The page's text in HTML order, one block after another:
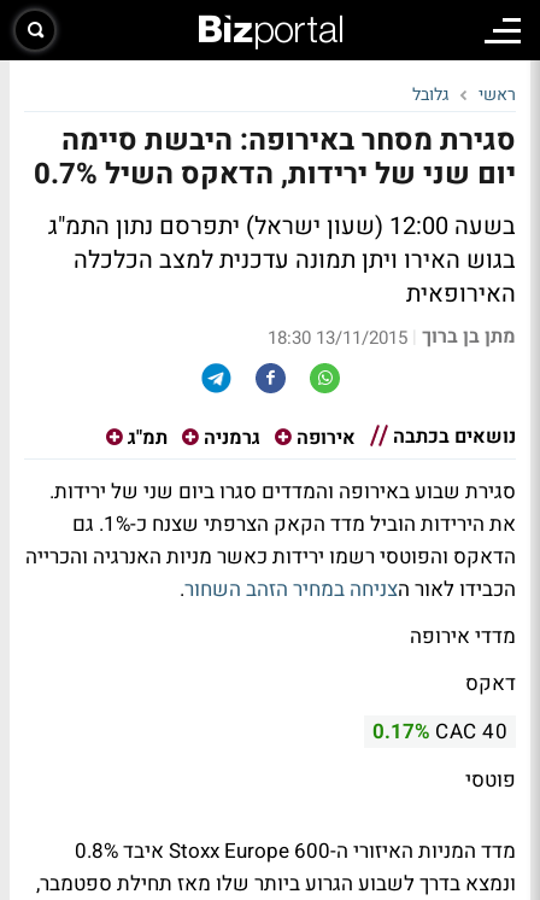
ראשי גלובל
סגירת מסחר באירופה: היבשת סיימה
יום שני של ירידות, הדאקס השיל 0.7%
בשעה 12:00 (שעון ישראל) יתפרסם נתון התמ"ג
בגוש האירו ויתן תמונה עדכנית למצב הכלכלה
האירופאית
מתן בן ברוך |
13/11/2015 18:30
נושאים בכתבה אירופה גרמניה תמ"ג
סגירת שבוע באירופה והמדדים סגרו ביום שני של ירידות.
את הירידות הוביל מדד הקאק הצרפתי שצנח כ-1%. גם
הדאקס והפוטסי רשמו ירידות כאשר מניות האנרגיה והכרייה
הכבידו לאור הצניחה במחיר הזהב השחור.
מדדי אירופה
דאקס
CAC 40
0.17%
פוטסי
מדד המניות האיזורי ה-Stoxx Europe 600 איבד 0.8%
ונמצא בדרך לשבוע הגרוע ביותר שלו מאז תחילת ספטמבר,